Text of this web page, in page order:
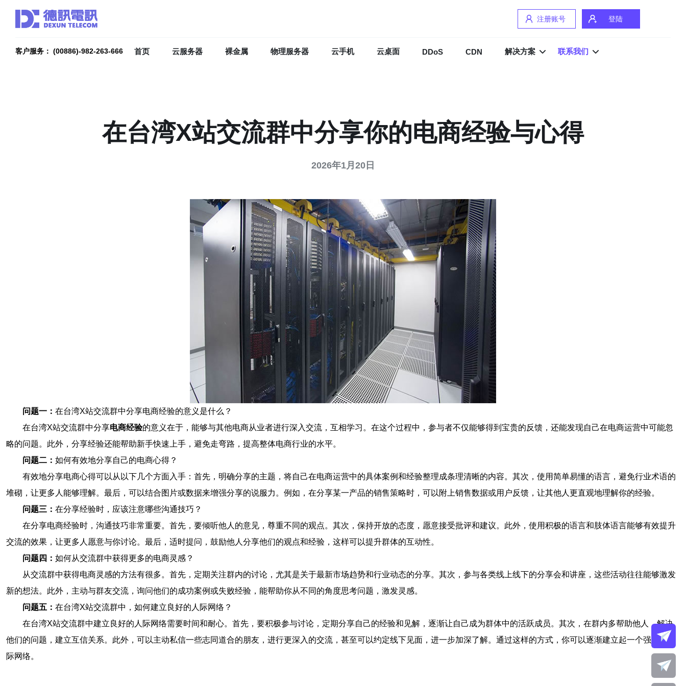
注册账号 登陆
客户服务： (00886)-982-263-666 首页 云服务器 裸金属 物理服务器 云手机 云桌面 DDoS CDN 解决方案 联系我们
在台湾X站交流群中分享你的电商经验与心得
2026年1月20日
问题一： 在台湾X站交流群中分享电商经验的意义是什么？
在台湾X站交流群中分享电商经验的意义在于，能够与其他电商从业者进行深入交流，互相学习。在这个过程中，参与者不仅能够得到宝贵的反馈，还能发现自己在电商运营中可能忽
略的问题。此外，分享经验还能帮助新手快速上手，避免走弯路，提高整体电商行业的水平。
问题二： 如何有效地分享自己的电商心得？
有效地分享电商心得可以从以下几个方面入手：首先，明确分享的主题，将自己在电商运营中的具体案例和经验整理成条理清晰的内容。其次，使用简单易懂的语言，避免行业术语的
堆砌，让更多人能够理解。最后，可以结合图片或数据来增强分享的说服力。例如，在分享某一产品的销售策略时，可以附上销售数据或用户反馈，让其他人更直观地理解你的经验。
问题三： 在分享经验时，应该注意哪些沟通技巧？
在分享电商经验时，沟通技巧非常重要。首先，要倾听他人的意见，尊重不同的观点。其次，保持开放的态度，愿意接受批评和建议。此外，使用积极的语言和肢体语言能够有效提升
交流的效果，让更多人愿意与你讨论。最后，适时提问，鼓励他人分享他们的观点和经验，这样可以提升群体的互动性。
问题四： 如何从交流群中获得更多的电商灵感？
从交流群中获得电商灵感的方法有很多。首先，定期关注群内的讨论，尤其是关于最新市场趋势和行业动态的分享。其次，参与各类线上线下的分享会和讲座，这些活动往往能够激发
新的想法。此外，主动与群友交流，询问他们的成功案例或失败经验，能帮助你从不同的角度思考问题，激发灵感。
问题五： 在台湾X站交流群中，如何建立良好的人际网络？
在台湾X站交流群中建立良好的人际网络需要时间和耐心。首先，要积极参与讨论，定期分享自己的经验和见解，逐渐让自己成为群体中的活跃成员。其次，在群内多帮助他人，解决
他们的问题，建立互信关系。此外，可以主动私信一些志同道合的朋友，进行更深入的交流，甚至可以约定线下见面，进一步加深了解。通过这样的方式，你可以逐渐建立起一个强大的人
际网络。